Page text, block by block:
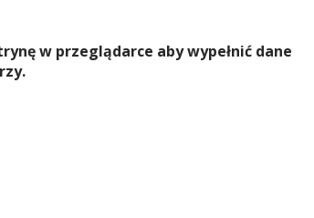
w przeglądarce aby wypełnić dane